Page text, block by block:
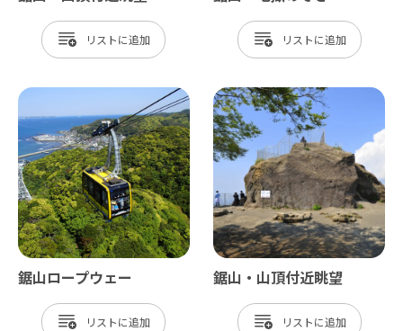
リスト リスト
鋸山ロープウェー
リスト
鋸山・山頂付近眺望
リスト